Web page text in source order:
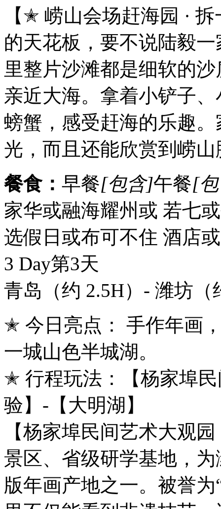
【✭ 崂山会场赶海园 ·
的天花板，要不说陆毅
里整片沙滩都是细软的
亲近大海。拿着小铲子
螃蟹，感受赶海的乐趣
光，而且还能欣赏到崂
餐食： 早餐[包含]午餐[
家华或融海耀州或 若七
选假日或布可不住 酒店
3 Day第3天
青岛（约 2.5H）- 潍坊（
✭ 今日亮点： 手作年画
一城山色半城湖。
✭ 行程玩法：【杨家埠
验】-【大明湖】
【杨家埠民间艺术大观
景区、省级研学基地，
版年画产地之一。被誉